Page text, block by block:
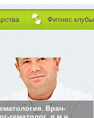
Фитнес клубы
Врач-